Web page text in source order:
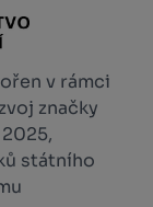
v rámci
značky
státního